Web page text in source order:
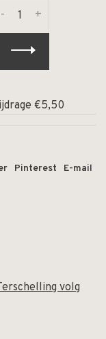
+
-
€5,50
Pinterest E-mail
volg